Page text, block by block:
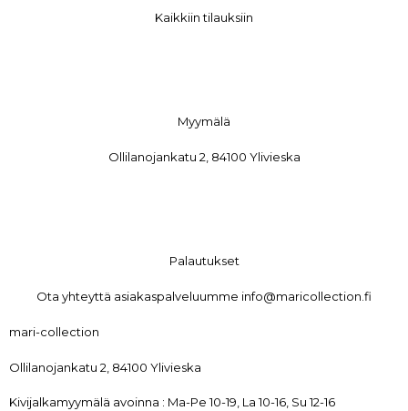
Kaikkiin tilauksiin
Myymälä
Ollilanojankatu 2, 84100 Ylivieska
Palautukset
Ota yhteyttä asiakaspalveluumme info@maricollection.fi
mari-collection
Ollilanojankatu 2, 84100 Ylivieska
Kivijalkamyymälä avoinna : Ma-Pe 10-19, La 10-16, Su 12-16